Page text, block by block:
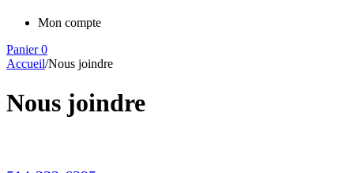
Mon compte
Panier 0
Accueil/Nous joindre
Nous joindre